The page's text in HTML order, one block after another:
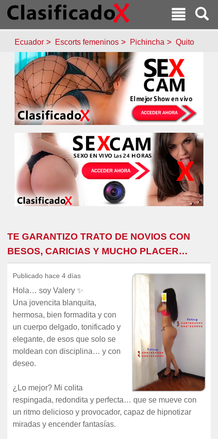
Ecuador Escorts femeninos Pichincha Quito
TE GARANTIZO TRATO DE NOVIOS CON
BESOS, CARICIAS Y MUCHO PLACER…
Publicado hace 4 días
Hola… soy Valery ✨
Una jovencita blanquita,
hermosa, bien formadita y con
un cuerpo delgado, tonificado y
elegante, de esos que solo se
moldean con disciplina… y con
deseo.
¿Lo mejor? Mi colita
respingada, redondita y perfecta… que se mueve con
un ritmo delicioso y provocador, capaz de hipnotizar
miradas y encender fantasías.